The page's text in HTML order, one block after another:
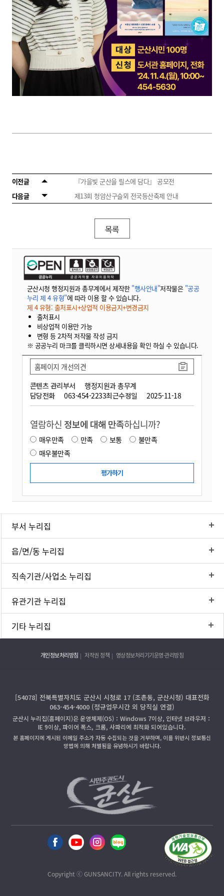
이전글
『가을빛 군산을 릴스에 담다』 공모전
다음글
제13회 청암산구슬뫼 전국등산축제 안내
목록
군산시청 행정지원과 총무계에서 제작한 "행사안내"저작물은 "공공
누리 제 4 유형"에 따라 이용 할 수 있습니다.
제 4 유형: 출처표시+상업적 이용금지+변경금지
출처표시
비상업적 이용만 가능
변형 등 2차적 저작물 작성 금지
※ 공공누리 마크를 클릭하시면 상세내용을 확인 하실 수 있습니다.
콘텐츠 관리부서
행정지원과 총무계
담당전화
063-454-2233최근수정일 2025-11-18
홈페이지 개선의견
열람하신 정보에 대해 만족하십니까?
매우만족 만족 보통
불만족
매우불만족
부서 누리집
읍/면/동 누리집
직속기관/사업소 누리집
유관기관 누리집
기타 누리집
개인정보처리방침 저작권 정책 영상정보처리기기운영·관리방침
[54078] 전북특별자치도 군산시 시청로 17 (조촌동, 군산시청) 대표전화
063-454-4000 (정규업무시간 외 당직실 연결)
군산시 누리집(홈페이지)은 운영체제(OS)：Windows 7이상, 인터넷 브라우저：
IE 9이상, 파이어 폭스, 크롬, 사파리에 최적화 되어있습니다.
본 홈페이지에 게시된 이메일 주소가 자동 수집되는 것을 거부하며, 이를 위반시 정보통신
망법에 의해 처벌됨을 유념하시기 바랍니다.
Copyright ⓒ GUNSANCITY. All rights reserved.